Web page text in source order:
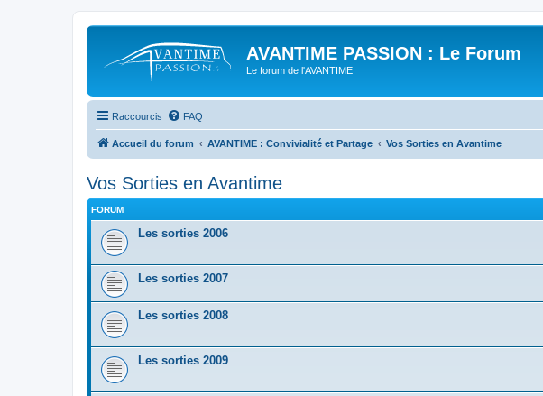
AVANTIME PASSION : Le Forum
Le forum de l'AVANTIME
Raccourcis FAQ
Accueil du forum AVANTIME : Convivialité et Partage Vos Sorties en Avantime
Vos Sorties en Avantime
FORUM
Les sorties 2006
Les sorties 2007
Les sorties 2008
Les sorties 2009